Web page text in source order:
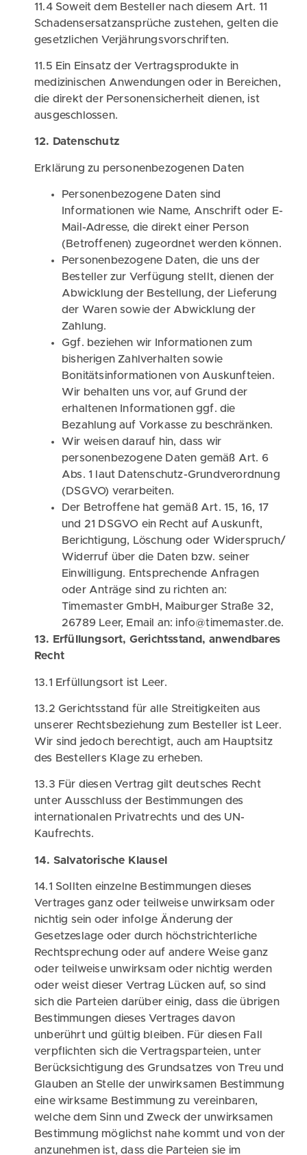
11.4 Soweit dem Besteller nach diesem Art. 11
Schadensersatzansprüche zustehen, gelten die
gesetzlichen Verjährungsvorschriften.
11.5 Ein Einsatz der Vertragsprodukte in
medizinischen Anwendungen oder in Bereichen,
die direkt der Personensicherheit dienen, ist
ausgeschlossen.
12. Datenschutz
Erklärung zu personenbezogenen Daten
Personenbezogene Daten sind
Informationen wie Name, Anschrift oder E-
Mail-Adresse, die direkt einer Person
(Betroffenen) zugeordnet werden können.
Personenbezogene Daten, die uns der
Besteller zur Verfügung stellt, dienen der
Abwicklung der Bestellung, der Lieferung
der Waren sowie der Abwicklung der
Zahlung.
Ggf. beziehen wir Informationen zum
bisherigen Zahlverhalten sowie
Bonitätsinformationen von Auskunfteien.
Wir behalten uns vor, auf Grund der
erhaltenen Informationen ggf. die
Bezahlung auf Vorkasse zu beschränken.
Wir weisen darauf hin, dass wir
personenbezogene Daten gemäß Art. 6
Abs. 1 laut Datenschutz-Grundverordnung
(DSGVO) verarbeiten.
Der Betroffene hat gemäß Art. 15, 16, 17
und 21 DSGVO ein Recht auf Auskunft,
Berichtigung, Löschung oder Widerspruch/
Widerruf über die Daten bzw. seiner
Einwilligung. Entsprechende Anfragen
oder Anträge sind zu richten an:
Timemaster GmbH, Maiburger Straße 32,
26789 Leer, Email an: info@timemaster.de.
13. Erfüllungsort, Gerichtsstand, anwendbares
Recht
13.1 Erfüllungsort ist Leer.
13.2 Gerichtsstand für alle Streitigkeiten aus
unserer Rechtsbeziehung zum Besteller ist Leer.
Wir sind jedoch berechtigt, auch am Hauptsitz
des Bestellers Klage zu erheben.
13.3 Für diesen Vertrag gilt deutsches Recht
unter Ausschluss der Bestimmungen des
internationalen Privatrechts und des UN-
Kaufrechts.
14. Salvatorische Klausel
14.1 Sollten einzelne Bestimmungen dieses
Vertrages ganz oder teilweise unwirksam oder
nichtig sein oder infolge Änderung der
Gesetzeslage oder durch höchstrichterliche
Rechtsprechung oder auf andere Weise ganz
oder teilweise unwirksam oder nichtig werden
oder weist dieser Vertrag Lücken auf, so sind
sich die Parteien darüber einig, dass die übrigen
Bestimmungen dieses Vertrages davon
unberührt und gültig bleiben. Für diesen Fall
verpflichten sich die Vertragsparteien, unter
Berücksichtigung des Grundsatzes von Treu und
Glauben an Stelle der unwirksamen Bestimmung
eine wirksame Bestimmung zu vereinbaren,
welche dem Sinn und Zweck der unwirksamen
Bestimmung möglichst nahe kommt und von der
anzunehmen ist, dass die Parteien sie im
Produkt tauschen
Schließen